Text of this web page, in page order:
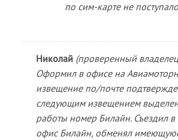
по сим-карте не поступало
Николай (проверенный
Оформил в офисе на
извещение по/почте
следующим извещением
работы номер Билайн. Съездил
офис Билайн, обменял